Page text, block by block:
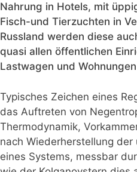
Nahrung in Hotels, mit
Fisch-und Tierzuchten in
Russland werden diese
quasi allen öffentlichen
Lastwagen und
Typisches Zeichen eines
das Auftreten von
Thermodynamik,
nach Wiederherstellung der
eines Systems, messbar